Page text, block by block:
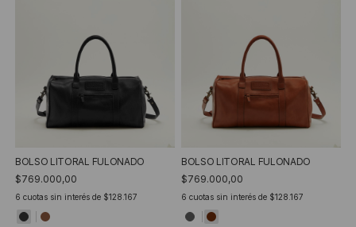
BOLSO LITORAL FULONADO
$769.000,00
6 cuotas sin interés de $128.167
BOLSO LITORAL FULONADO
$769.000,00
6 cuotas sin interés de $128.167